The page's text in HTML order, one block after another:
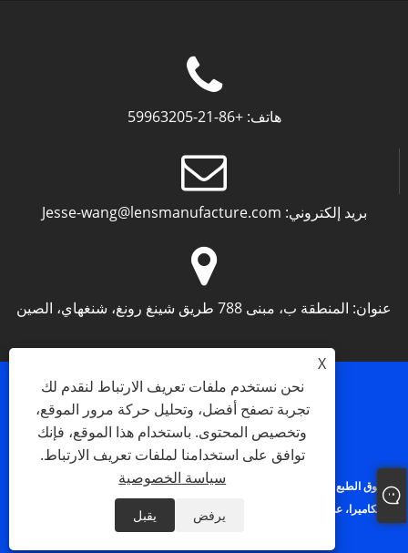
هاتف: +86-21-59963205
بريد إلكتروني: Jesse-wang@lensmanufacture.com
عنوان: المنطقة ب، مبنى 788 طريق شينغ رونغ، شنغهاي، الصين
Links
Sitemap
RSS
XML سياسة الخصوصية
الكاميرا، عدسات الواجهة M12، عدسة المنظار الداخلي - - جميع الحقوق محفوظة.
X
نحن نستخدم ملفات تعريف الارتباط لنقدم لك
تجربة تصفح أفضل، وتحليل حركة مرور الموقع،
وتخصيص المحتوى. باستخدام هذا الموقع، فإنك
توافق على استخدامنا لملفات تعريف الارتباط.
سياسة الخصوصية
يرفض يقبل